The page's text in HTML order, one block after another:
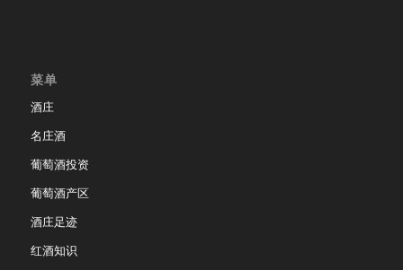
菜单
酒庄
名庄酒
葡萄酒投资
葡萄酒产区
酒庄足迹
红酒知识